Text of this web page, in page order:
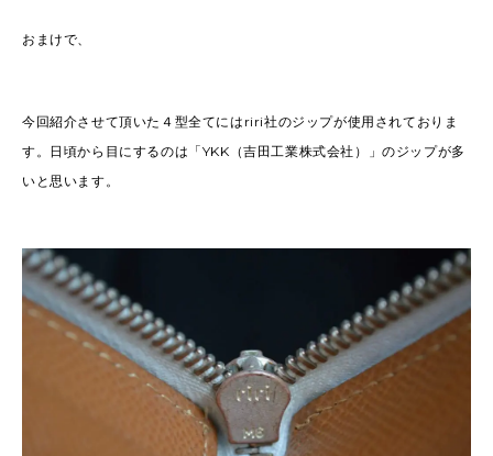
おまけで、
今回紹介させて頂いた４型全てにはriri社のジップが使用されておりま
す。日頃から目にするのは「YKK（吉田工業株式会社）」のジップが多
いと思います。